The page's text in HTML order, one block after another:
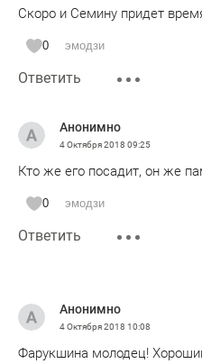
Скоро и Семину придет
0 эмодзи
Ответить
Анонимно
4 Октября 2018 09:25
Кто же его посадит, он же
0 эмодзи
Ответить
Анонимно
4 Октября 2018 10:08
Фарукшина молодец!